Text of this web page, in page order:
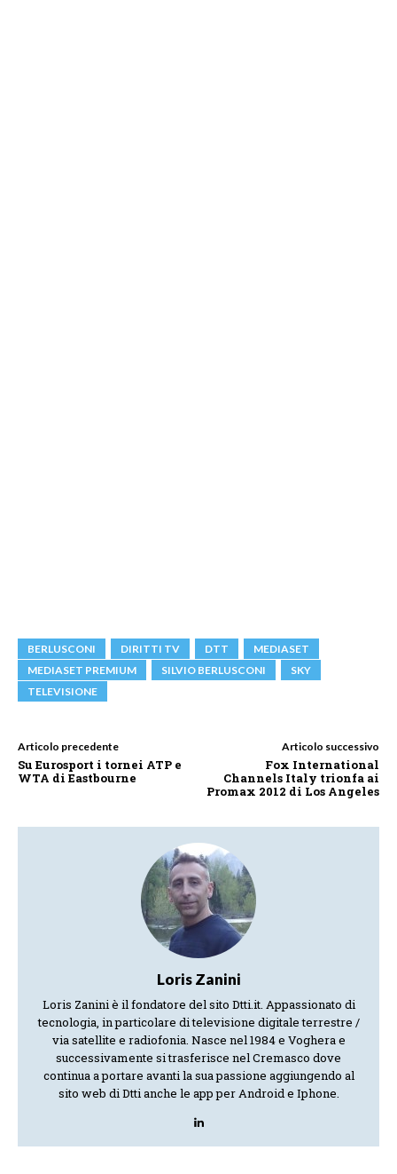
BERLUSCONI DIRITTI TV DTT
MEDIASET
MEDIASET PREMIUM
SILVIO BERLUSCONI
SKY
TELEVISIONE
Articolo precedente
Su Eurosport i tornei ATP e
WTA di Eastbourne
Articolo successivo
Fox International
Channels Italy trionfa ai
Promax 2012 di Los Angeles
Loris Zanini
Loris Zanini è il fondatore del sito Dtti.it. Appassionato di
tecnologia, in particolare di televisione digitale terrestre /
via satellite e radiofonia. Nasce nel 1984 e Voghera e
successivamente si trasferisce nel Cremasco dove
continua a portare avanti la sua passione aggiungendo al
sito web di Dtti anche le app per Android e Iphone.